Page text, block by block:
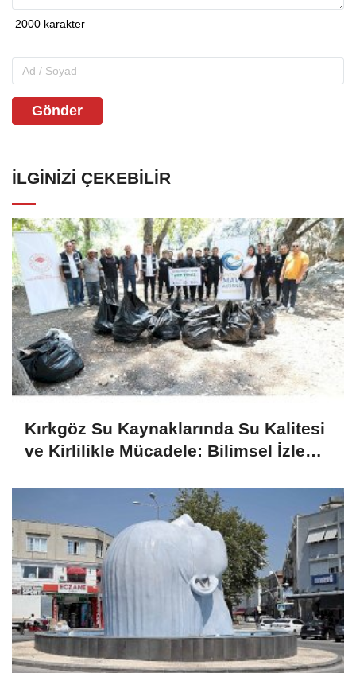
Gönder
İLGINIZI ÇEKEBILIR
Kırkgöz Su Kaynaklarında Su Kalitesi
ve Kirlilikle Mücadele: Bilimsel İzleme